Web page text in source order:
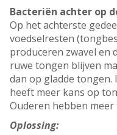
Bacteriën achter op
Op het achterste
voedselresten
produceren zwavel en
ruwe tongen blijven
dan op gladde
heeft meer kans op
Ouderen hebben
Oplossing: